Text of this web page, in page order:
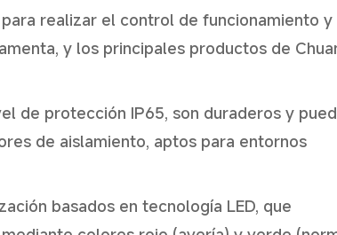
realizar el control de funcionamiento y
y los principales productos de
de protección IP65, son duraderos y
de aislamiento, aptos para entornos
basados en tecnología LED, que